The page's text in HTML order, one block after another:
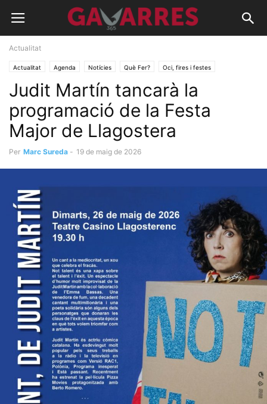
Actualitat
Actualitat Agenda Notícies Què Fer? Oci, fires i festes
Recomanacions
Judit Martín tancarà la
programació de la Festa
Major de Llagostera
Per Marc Sureda - 19 de maig de 2026